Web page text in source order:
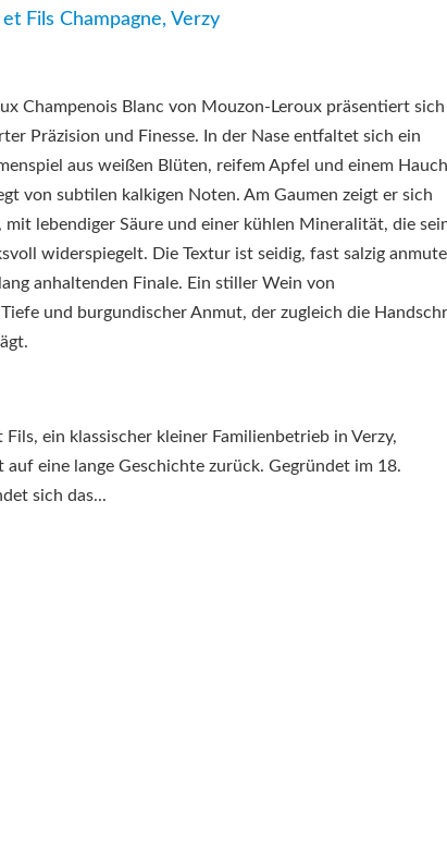
Fils Champagne, Verzy
Champenois Blanc von Mouzon-Leroux präsentiert sich
Präzision und Finesse. In der Nase entfaltet sich ein
aus weißen Blüten, reifem Apfel und einem Hauch
von subtilen kalkigen Noten. Am Gaumen zeigt er sich
lebendiger Säure und einer kühlen Mineralität, die
widerspiegelt. Die Textur ist seidig, fast salzig
anhaltenden Finale. Ein stiller Wein von
und burgundischer Anmut, der zugleich die
ein klassischer kleiner Familienbetrieb in Verzy,
auf eine lange Geschichte zurück. Gegründet im 18.
sich das...